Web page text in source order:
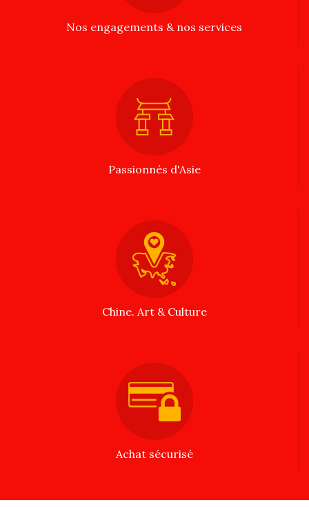
Nos engagements & nos services
Passionnés d'Asie
Chine. Art & Culture
Achat sécurisé